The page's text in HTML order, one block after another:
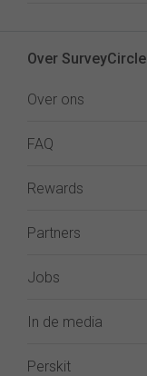
Over SurveyCircle
Over ons
FAQ
Rewards
Partners
Jobs
In de media
Perskit